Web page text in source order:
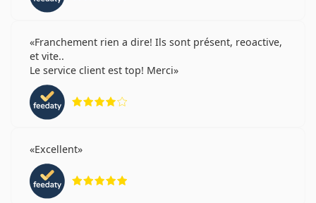
Franchement rien a dire! Ils sont présent, reoactive,
et vite..
Le service client est top! Merci
Excellent